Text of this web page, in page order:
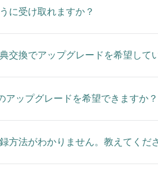
に受け取れますか？
交換でアップグレードを希望して
ップグレードを希望できますか？
方法がわかりません。教えてくだ